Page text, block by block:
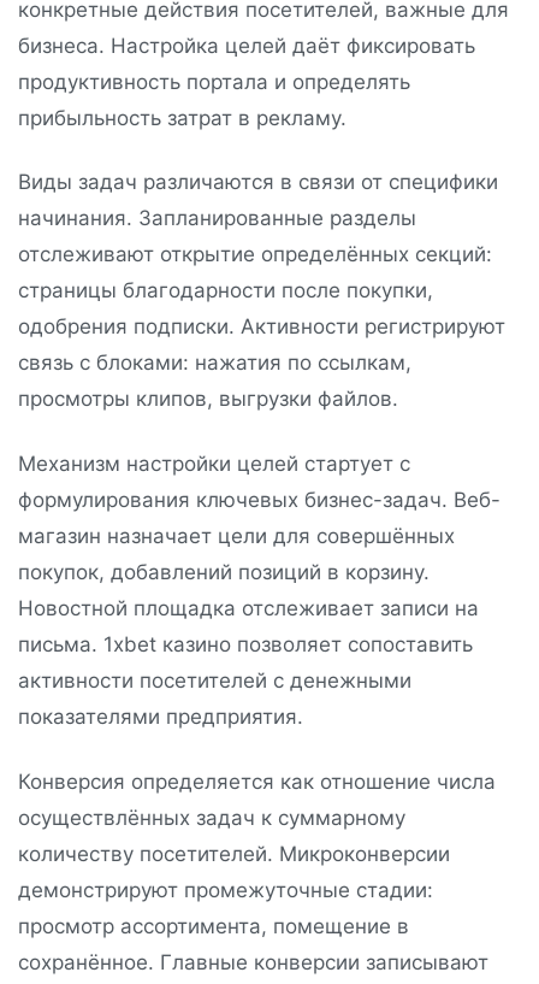
конкретные действия посетителей, важные для
бизнеса. Настройка целей даёт фиксировать
продуктивность портала и определять
прибыльность затрат в рекламу.
Виды задач различаются в связи от специфики
начинания. Запланированные разделы
отслеживают открытие определённых секций:
страницы благодарности после покупки,
одобрения подписки. Активности регистрируют
связь с блоками: нажатия по ссылкам,
просмотры клипов, выгрузки файлов.
Механизм настройки целей стартует с
формулирования ключевых бизнес-задач. Веб-
магазин назначает цели для совершённых
покупок, добавлений позиций в корзину.
Новостной площадка отслеживает записи на
письма. 1xbet казино позволяет сопоставить
активности посетителей с денежными
показателями предприятия.
Конверсия определяется как отношение числа
осуществлённых задач к суммарному
количеству посетителей. Микроконверсии
демонстрируют промежуточные стадии:
просмотр ассортимента, помещение в
сохранённое. Главные конверсии записывают